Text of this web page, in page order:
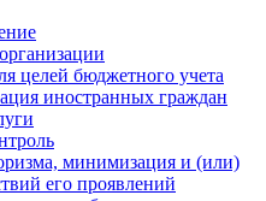
целей бюджетного учета
иностранных граждан
минимизация и (или)
его проявлений